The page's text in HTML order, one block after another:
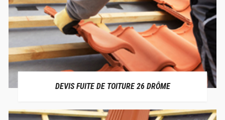
DEVIS FUITE DE TOITURE 26 DRÔME